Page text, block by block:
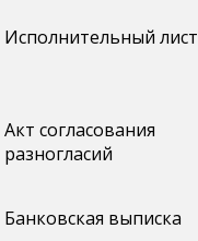
Исполнительный лист
Акт согласования
разногласий
Банковская выписка